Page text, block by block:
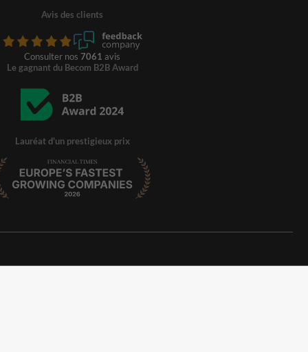
Avis des clients
Consulter nos 7061 avis
Le gagnant du Becom B2B Award
Lauréat d'un prestigieux prix